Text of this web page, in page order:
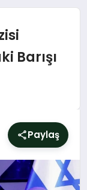
Barışı
Paylaş